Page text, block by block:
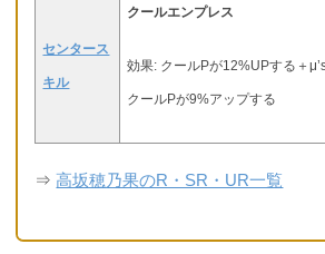
センタース
キル
クールエンプレス
効果: クールPが12%UPする＋
クールPが9%アップする
⇒高坂穂乃果のR・SR・UR一覧